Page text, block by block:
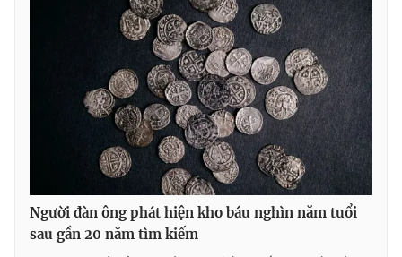
Bất động sản
Thị trường 24h Tấm lòng Việt
Vươn mình bằng AI
VTV9 VTV8
Liên hệ tòa soạn
Người đàn ông phát hiện kho báu nghìn năm tuổi
sau gần 20 năm tìm kiếm